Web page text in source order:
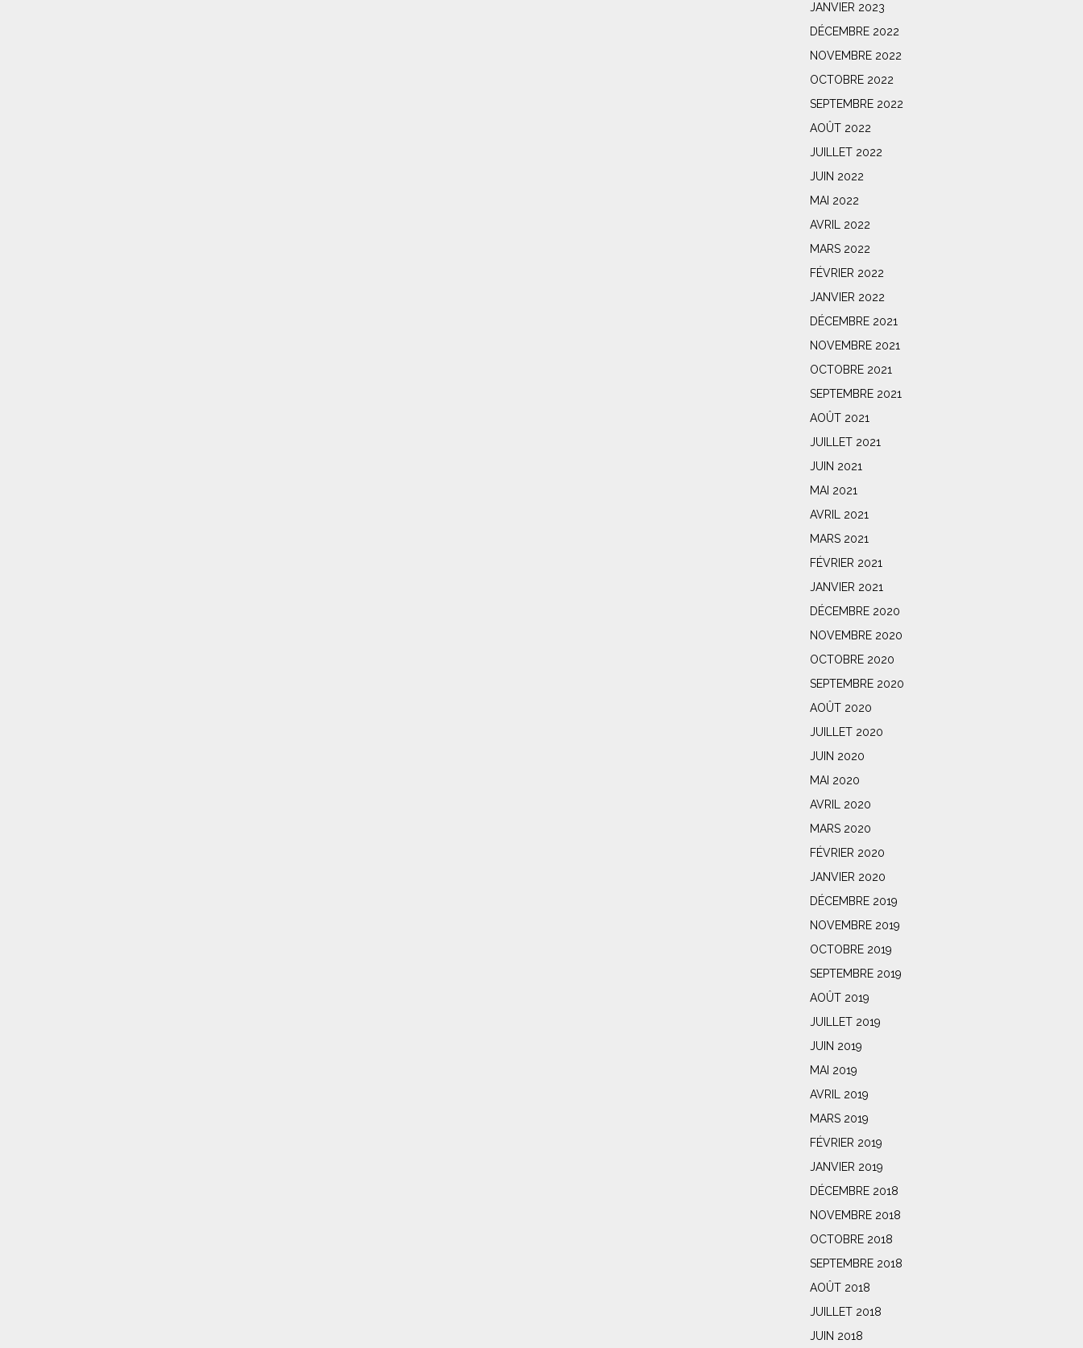
JANVIER 2023
DÉCEMBRE 2022
NOVEMBRE 2022
OCTOBRE 2022
SEPTEMBRE 2022
AOÛT 2022
JUILLET 2022
JUIN 2022
MAI 2022
AVRIL 2022
MARS 2022
FÉVRIER 2022
JANVIER 2022
DÉCEMBRE 2021
NOVEMBRE 2021
OCTOBRE 2021
SEPTEMBRE 2021
AOÛT 2021
JUILLET 2021
JUIN 2021
MAI 2021
AVRIL 2021
MARS 2021
FÉVRIER 2021
JANVIER 2021
DÉCEMBRE 2020
NOVEMBRE 2020
OCTOBRE 2020
SEPTEMBRE 2020
AOÛT 2020
JUILLET 2020
JUIN 2020
MAI 2020
AVRIL 2020
MARS 2020
FÉVRIER 2020
JANVIER 2020
DÉCEMBRE 2019
NOVEMBRE 2019
OCTOBRE 2019
SEPTEMBRE 2019
AOÛT 2019
JUILLET 2019
JUIN 2019
MAI 2019
AVRIL 2019
MARS 2019
FÉVRIER 2019
JANVIER 2019
DÉCEMBRE 2018
NOVEMBRE 2018
OCTOBRE 2018
SEPTEMBRE 2018
AOÛT 2018
JUILLET 2018
JUIN 2018